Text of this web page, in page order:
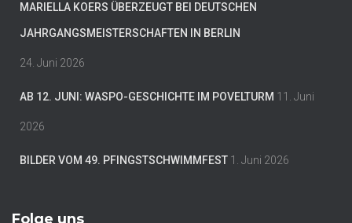
MARIELLA KOERS ÜBERZEUGT BEI DEUTSCHEN
JAHRGANGSMEISTERSCHAFTEN IN BERLIN
24. Juni 2026
AB 12. JUNI: WASPO-GESCHICHTE IM POVELTURM 11. Juni
2026
BILDER VOM 49. PFINGSTSCHWIMMFEST 1. Juni 2026
Folge uns